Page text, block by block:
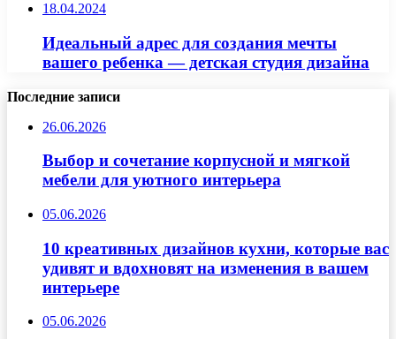
18.04.2024
Идеальный адрес для создания мечты
вашего ребенка — детская студия дизайна
Последние записи
26.06.2026
Выбор и сочетание корпусной и мягкой
мебели для уютного интерьера
05.06.2026
10 креативных дизайнов кухни, которые вас
удивят и вдохновят на изменения в вашем
интерьере
05.06.2026